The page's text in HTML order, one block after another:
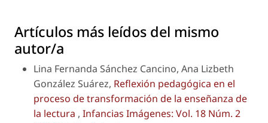
Artículos más leídos del mismo
autor/a
Lina Fernanda Sánchez Cancino, Ana Lizbeth
González Suárez, Reflexión pedagógica en el
proceso de transformación de la enseñanza de
la lectura , Infancias Imágenes: Vol. 18 Núm. 2